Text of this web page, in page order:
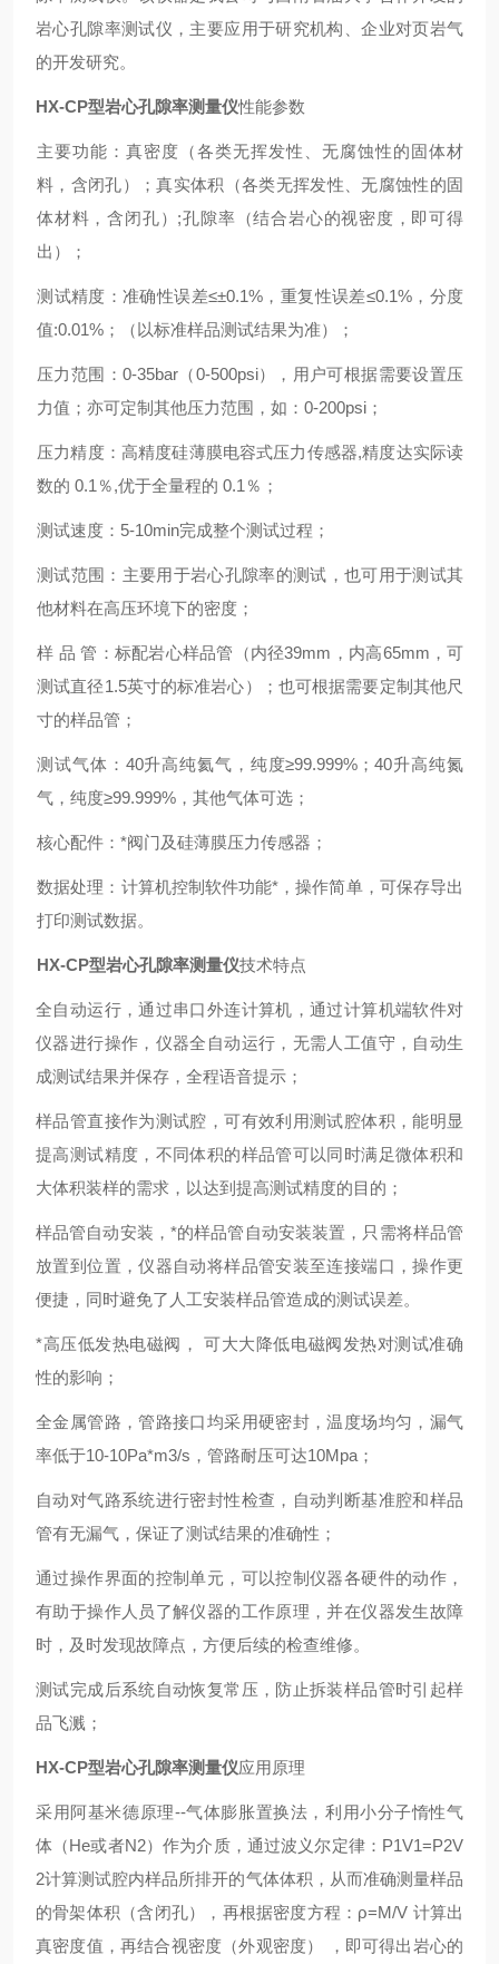
岩心孔隙率测试仪，主要应用于研究机构、企业对页岩气
的开发研究。
HX-CP型岩心孔隙率测量仪性能参数
主要功能：真密度（各类无挥发性、无腐蚀性的固体材
料，含闭孔）；真实体积（各类无挥发性、无腐蚀性的固
体材料，含闭孔） ;孔隙率（结合岩心的视密度，即可得
出）
；
测试精度：准确性误差≤±0.1% ，重复性误差≤0.1%，分度
值:0.01% ；（以标准样品测试结果为准）；
压力范围： 0-35bar（0-500psi），用户可根据需要设置压
力值；亦可定制其他压力范围，如：0-200psi；
压力精度：高精度硅薄膜电容式压力传感器,精度达实际读
数的 0.1 ％,优于全量程的 0.1 ％；
测试速度： 5-10min完成整个测试过程；
测试范围：主要用于岩心孔隙率的测试，也可用于测试其
他材料在高压环境下的密度；
样 品 管：标配岩心样品管（内径39mm ，内高65mm ，可
测试直径1.5英寸的标准岩心）；也可根据需要定制其他尺
寸的样品管；
测试气体： 40升高纯氦气，纯度≥99.999% ；40升高纯氮
气，纯度≥99.999% ，其他气体可选；
核心配件：*阀门及硅薄膜压力传感器；
数据处理：计算机控制软件功能*，操作简单，可保存导出
打印测试数据。
HX-CP型岩心孔隙率测量仪技术特点
全自动运行，通过串口外连计算机，通过计算机端软件对
仪器进行操作，仪器全自动运行，无需人工值守，自动生
成测试结果并保存，全程语音提示；
样品管直接作为测试腔，可有效利用测试腔体积，能明显
提高测试精度，不同体积的样品管可以同时满足微体积和
大体积装样的需求，以达到提高测试精度的目的；
样品管自动安装，*的样品管自动安装装置，只需将样品管
放置到位置，仪器自动将样品管安装至连接端口，操作更
便捷，同时避免了人工安装样品管造成的测试误差。
*高压低发热电磁阀， 可大大降低电磁阀发热对测试准确
性的影响；
全金属管路，管路接口均采用硬密封，温度场均匀，漏气
率低于10-10Pa*m3/s，管路耐压可达10Mpa；
自动对气路系统进行密封性检查，自动判断基准腔和样品
管有无漏气，保证了测试结果的准确性；
通过操作界面的控制单元，可以控制仪器各硬件的动作，
有助于操作人员了解仪器的工作原理，并在仪器发生故障
时，及时发现故障点，方便后续的检查维修。
测试完成后系统自动恢复常压，防止拆装样品管时引起样
品飞溅；
HX-CP型岩心孔隙率测量仪应用原理
采用阿基米德原理--气体膨胀置换法，利用小分子惰性气
体（He或者N2）作为介质，通过波义尔定律： P1V1=P2V
2计算测试腔内样品所排开的气体体积，从而准确测量样品
的骨架体积（含闭孔），再根据密度方程：ρ=M/V 计算出
真密度值，再结合视密度（外观密度）
，即可得出岩心的